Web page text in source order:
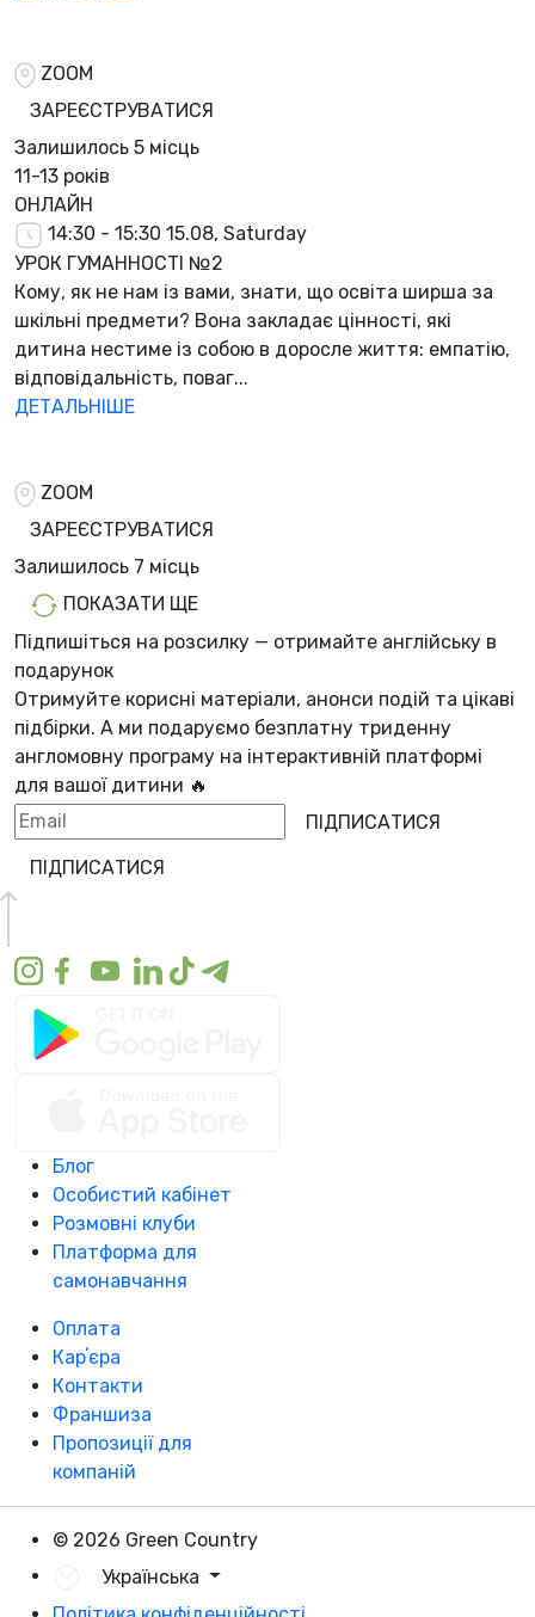
ZOOM
ЗАРЕЄСТРУВАТИСЯ
Залишилось 5 місць
11-13 років
ОНЛАЙН
14:30 - 15:30 15.08, Saturday
УРОК ГУМАННОСТІ №2
Кому, як не нам із вами, знати, що освіта ширша за
шкільні предмети? Вона закладає цінності, які
дитина нестиме із собою в доросле життя: емпатію,
відповідальність, поваг...
ДЕТАЛЬНІШЕ
ZOOM
ЗАРЕЄСТРУВАТИСЯ
Залишилось 7 місць
ПОКАЗАТИ ЩЕ
Підпишіться на розсилку — отримайте англійську в
подарунок
Отримуйте корисні матеріали, анонси подій та цікаві
підбірки. А ми подаруємо безплатну триденну
англомовну програму на інтерактивній платформі
для вашої дитини 🔥
ПІДПИСАТИСЯ
ПІДПИСАТИСЯ
Блог
Особистий кабінет
Розмовні клуби
Платформа для
самонавчання
Оплата
Карʼєра
Контакти
Франшиза
Пропозиції для
компаній
© 2026 Green Country
Українська